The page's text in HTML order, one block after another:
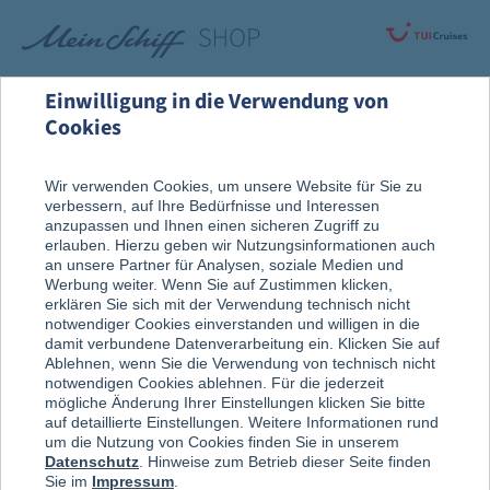
Rund um die Kreuzfahrt
An Bord entdeckt
Geschirr & Besteck
Einwilligung in die Verwendung von
Cookies
Wir verwenden Cookies, um unsere Website für Sie zu
verbessern, auf Ihre Bedürfnisse und Interessen
anzupassen und Ihnen einen sicheren Zugriff zu
erlauben. Hierzu geben wir Nutzungsinformationen auch
an unsere Partner für Analysen, soziale Medien und
Werbung weiter. Wenn Sie auf Zustimmen klicken,
erklären Sie sich mit der Verwendung technisch nicht
notwendiger Cookies einverstanden und willigen in die
damit verbundene Datenverarbeitung ein. Klicken Sie auf
Ablehnen, wenn Sie die Verwendung von technisch nicht
notwendigen Cookies ablehnen. Für die jederzeit
mögliche Änderung Ihrer Einstellungen klicken Sie bitte
auf detaillierte Einstellungen. Weitere Informationen rund
um die Nutzung von Cookies finden Sie in unserem
Datenschutz . Hinweise zum Betrieb dieser Seite finden
Sie im Impressum